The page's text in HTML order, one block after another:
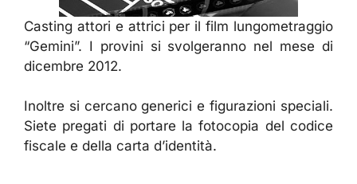
Casting attori e attrici per il film lungometraggio
“Gemini”. I provini si svolgeranno nel mese di
dicembre 2012.
Inoltre si cercano generici e figurazioni speciali.
Siete pregati di portare la fotocopia del codice
fiscale e della carta d’identità.